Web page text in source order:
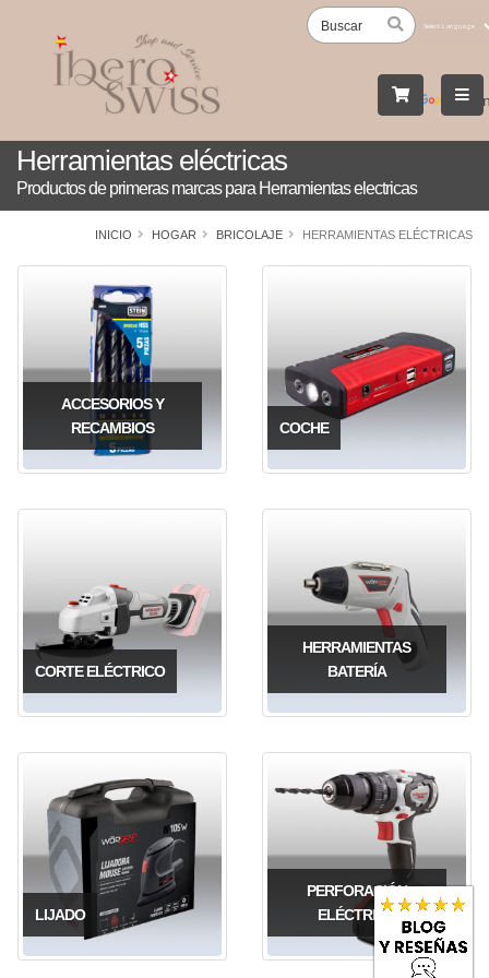
by
Herramientas eléctricas
Productos de primeras marcas para Herramientas electricas
INICIO HOGAR BRICOLAJE HERRAMIENTAS ELÉCTRICAS
ACCESORIOS Y
RECAMBIOS
COCHE
CORTE ELÉCTRICO
HERRAMIENTAS
BATERÍA
LIJADO
PERFORACIÓN
ELÉCTRICA